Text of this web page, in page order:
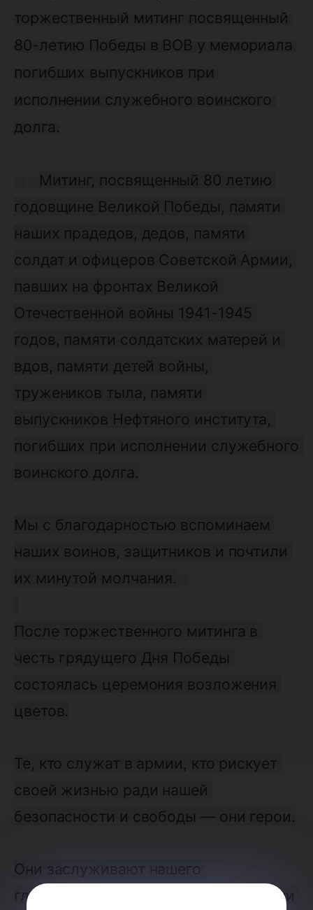
торжественный митинг посвященный
80-летию Победы в ВОВ у мемориала
погибших выпускников при
исполнении служебного воинского
долга.
Митинг, посвященный 80 летию
годовщине Великой Победы, памяти
наших прадедов, дедов, памяти
солдат и офицеров Советской Армии,
павших на фронтах Великой
Отечественной войны 1941-1945
годов, памяти солдатских матерей и
вдов, памяти детей войны,
тружеников тыла, памяти
выпускников Нефтяного института,
погибших при исполнении служебного
воинского долга.
Мы с благодарностью вспоминаем
наших воинов, защитников и почтили
их минутой молчания.
После торжественного митинга в
честь грядущего Дня Победы
состоялась церемония возложения
цветов.
Те, кто служат в армии, кто рискует
своей жизнью ради нашей
безопасности и свободы — они герои.
Они заслуживают нашего
глубочайшего уважения за то, что они